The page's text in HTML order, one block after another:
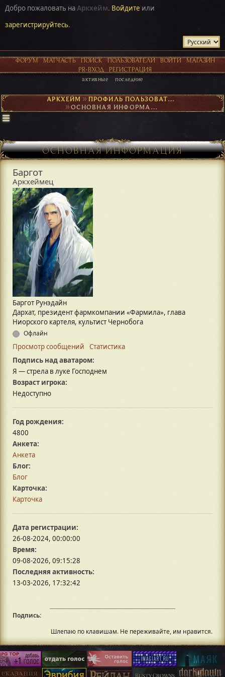
Добро пожаловать наАркхейм. Войдите или
зарегистрируйтесь.
ФОРУМ МАТЧАСТЬ ПОИСК ПОЛЬЗОВАТЕЛИ ВОЙТИ
МАГАЗИН
PR-ВХОД
РЕГИСТРАЦИЯ
активные последние
АРКХЕЙМ► ПРОФИЛЬ ПОЛЬЗОВАТЕЛЯ БАРГОТ
► ОСНОВНАЯ ИНФОРМАЦИЯ
ОСНОВНАЯ ИНФОРМАЦИЯ
Баргот
Аркхеймец
Баргот Рунэдайн
Дархат, президент фармкомпании «Фармила», глава
Ниорского картеля, культист Чернобога
Офлайн
Просмотр сообщений
Статистика
Подпись над аватаром:
Я — стрела в луке Господнем
Возраст игрока:
Недоступно
Год рождения:
4800
Анкета:
Анкета
Блог:
Блог
Карточка:
Карточка
Дата регистрации:
26-08-2024, 00:00:00
Время:
09-08-2026, 09:15:28
Последняя активность:
13-03-2026, 17:32:42
Подпись:
Шлепаю по клавишам. Не переживайте, им нравится.